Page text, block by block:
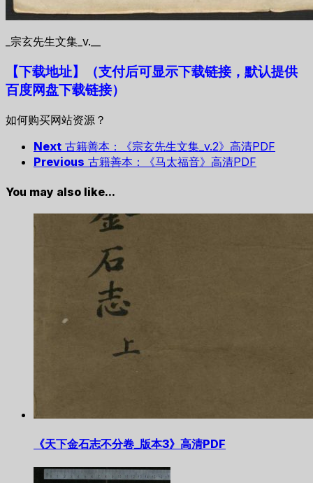
_宗玄先生文集_v.__
【下载地址】
（支付后可显示下载链接，默认提供
百度网盘下载链接）
如何购买网站资源？
Next 古籍善本：《宗玄先生文集_v.2》高清PDF
Previous 古籍善本：《马太福音》高清PDF
You may also like...
《天下金石志不分卷_版本3》高清PDF